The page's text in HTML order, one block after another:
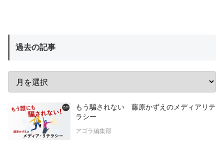
過去の記事
もう騙されない 藤原かずえのメディアリテ
ラシー
アゴラ編集部